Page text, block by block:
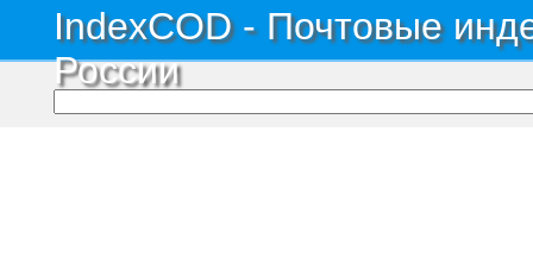
IndexCOD - Почтовые
России